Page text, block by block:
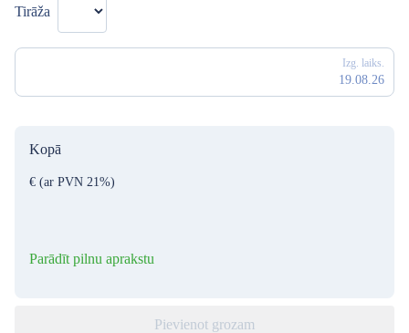
Tirāža
Izg. laiks.
19.08.26
Kopā
€ (ar PVN 21%)
Parādīt pilnu aprakstu
Pievienot grozam